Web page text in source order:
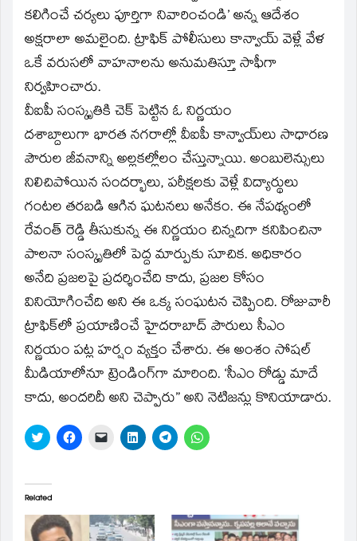
కలిగించే చర్యలు పూర్తిగా నివారించండి’ అన్న ఆదేశం
అక్షరాలా అమలైంది. ట్రాఫిక్ పోలీసులు కాన్వాయ్ వెళ్లే వేళ
ఒకే వరుసలో వాహనాలను అనుమతిస్తూ సాఫీగా
నిర్వహించారు.
వీఐపీ సంస్కృతికి చెక్ పెట్టిన ఓ నిర్ణయం
దశాబ్దాలుగా భారత నగరాల్లో వీఐపీ కాన్వాయ్‌లు సాధారణ
పౌరుల జీవనాన్ని అల్లకల్లోలం చేస్తున్నాయి. అంబులెన్సులు
నిలిచిపోయిన సందర్భాలు, పరీక్షలకు వెళ్లే విద్యార్థులు
గంటల తరబడి ఆగిన ఘటనలు అనేకం. ఈ నేపథ్యంలో
రేవంత్ రెడ్డి తీసుకున్న ఈ నిర్ణయం చిన్నదిగా కనిపించినా
పాలనా సంస్కృతిలో పెద్ద మార్పుకు సూచిక. అధికారం
అనేది ప్రజలపై ప్రదర్శించేది కాదు, ప్రజల కోసం
వినియోగించేది అని ఈ ఒక్క సంఘటన చెప్పింది. రోజువారీ
ట్రాఫిక్‌లో ప్రయాణించే హైదరాబాద్ పౌరులు సీఎం
నిర్ణయం పట్ల హర్షం వ్యక్తం చేశారు. ఈ అంశం సోషల్
మీడియాలోనూ ట్రెండింగ్‌గా మారింది. ‘సీఎం రోడ్డు మాదే
కాదు, అందరిదీ అని చెప్పారు” అని నెటిజన్లు కొనియాడారు.
Click
to
(Opens
in
window)
Click
to
window)
Click
(Opens
in
Click
to
window)
Click
to
window)
Click
to
window)
Related